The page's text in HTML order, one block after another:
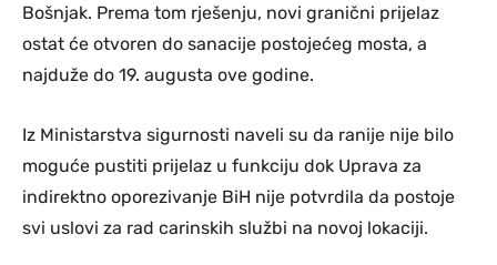
Bošnjak. Prema tom rješenju, novi granični prijelaz
ostat će otvoren do sanacije postojećeg mosta, a
najduže do 19. augusta ove godine.
Iz Ministarstva sigurnosti naveli su da ranije nije bilo
moguće pustiti prijelaz u funkciju dok Uprava za
indirektno oporezivanje BiH nije potvrdila da postoje
svi uslovi za rad carinskih službi na novoj lokaciji.